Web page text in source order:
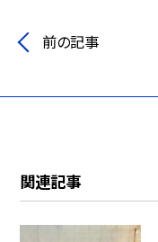
前の記事
関連記事